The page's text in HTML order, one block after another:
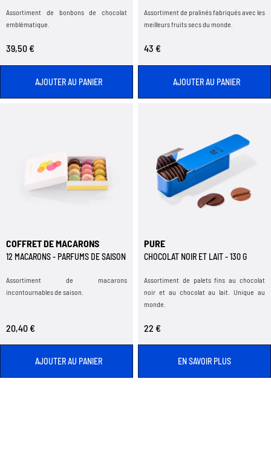
Assortiment de bonbons de chocolat
emblématique.
39,50 €
AJOUTER AU PANIER
Assortiment de pralinés fabriqués avec les
meilleurs fruits secs du monde.
43 €
AJOUTER AU PANIER
COFFRET DE MACARONS
12 MACARONS - PARFUMS DE SAISON
Assortiment de macarons
incontournables de saison.
20,40 €
AJOUTER AU PANIER
PURE
CHOCOLAT NOIR ET LAIT - 130 G
Assortiment de palets fins au chocolat
noir et au chocolat au lait. Unique au
monde.
22 €
EN SAVOIR PLUS